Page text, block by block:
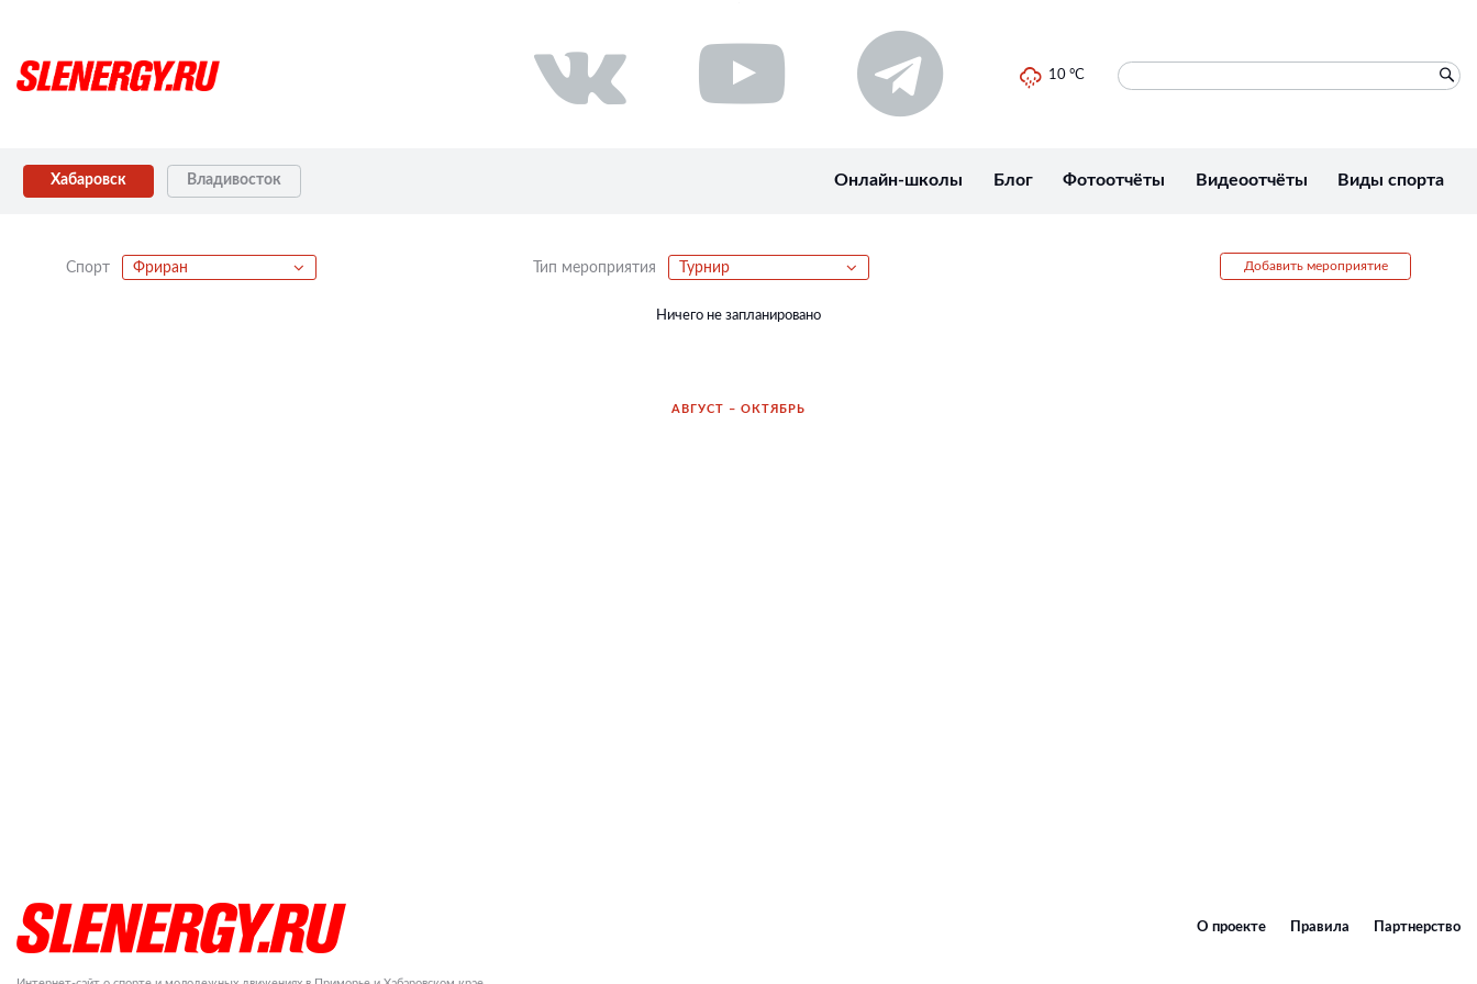
10 °C
Хабаровск Владивосток Онлайн-школы Блог Фотоотчёты Видеоотчёты Виды спорта
Спорт Фриран Тип мероприятия Турнир Добавить мероприятие
Ничего не запланировано
АВГУСТ – ОКТЯБРЬ
О проекте Правила Партнерство